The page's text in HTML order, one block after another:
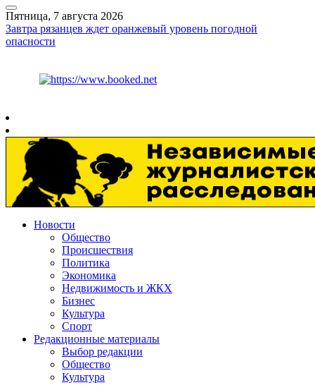
Пятница, 7 августа 2026
Завтра рязанцев ждет оранжевый уровень погодной
опасности
Новости
Общество
Происшествия
Политика
Экономика
Недвижимость и ЖКХ
Бизнес
Культура
Спорт
Редакционные материалы
Выбор редакции
Общество
Культура